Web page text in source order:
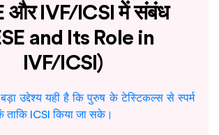
और IVF/ICSI में संबंध
and Its Role in
IVF/ICSI)
उद्देश्य यही है कि पुरुष के टेस्टिकल्स से स्पर्म
ताकि ICSI किया जा सके।